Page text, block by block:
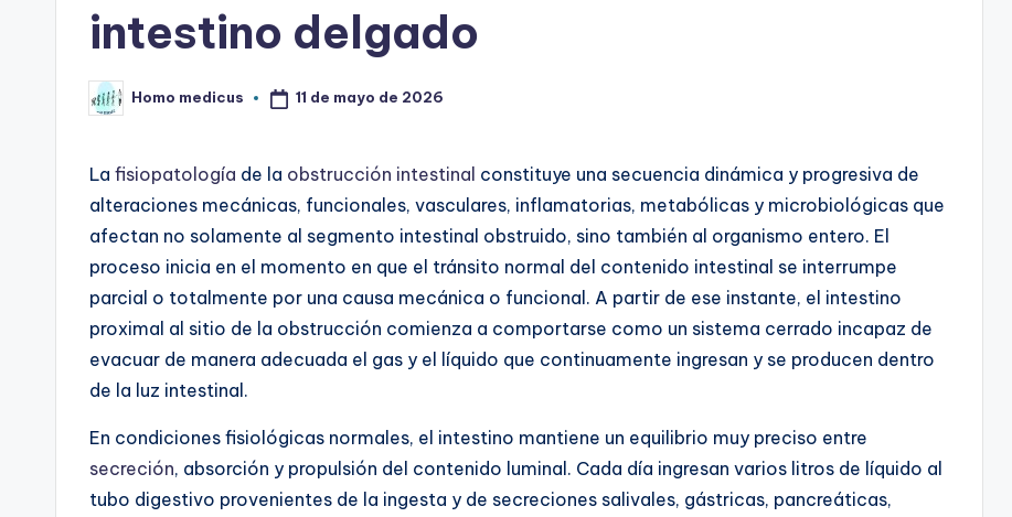
intestino delgado
Publicado
por
Homo medicus 11 de mayo de 2026
La fisiopatología de la obstrucción intestinal constituye una secuencia dinámica y progresiva de
alteraciones mecánicas, funcionales, vasculares, inflamatorias, metabólicas y microbiológicas que
afectan no solamente al segmento intestinal obstruido, sino también al organismo entero. El
proceso inicia en el momento en que el tránsito normal del contenido intestinal se interrumpe
parcial o totalmente por una causa mecánica o funcional. A partir de ese instante, el intestino
proximal al sitio de la obstrucción comienza a comportarse como un sistema cerrado incapaz de
evacuar de manera adecuada el gas y el líquido que continuamente ingresan y se producen dentro
de la luz intestinal.
En condiciones fisiológicas normales, el intestino mantiene un equilibrio muy preciso entre
secreción, absorción y propulsión del contenido luminal. Cada día ingresan varios litros de líquido al
tubo digestivo provenientes de la ingesta y de secreciones salivales, gástricas, pancreáticas,